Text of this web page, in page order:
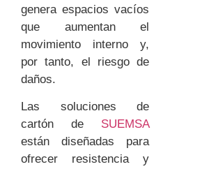
genera espacios vacíos
que aumentan el
movimiento interno y,
por tanto, el riesgo de
daños.
Las soluciones de
cartón de SUEMSA
están diseñadas para
ofrecer resistencia y